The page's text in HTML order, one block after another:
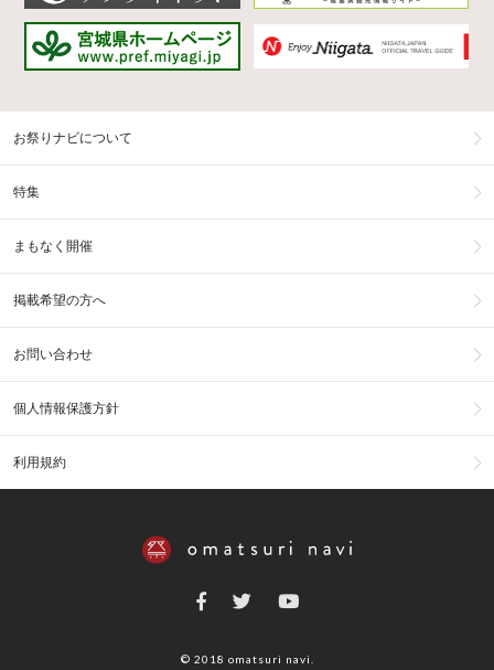
お祭りナビについて
特集
まもなく開催
掲載希望の方へ
お問い合わせ
個人情報保護方針
利用規約
© 2018 omatsuri navi.